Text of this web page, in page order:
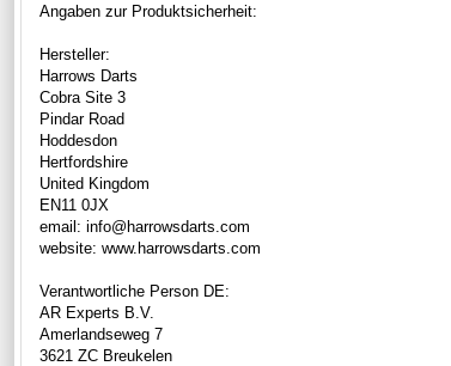
Angaben zur Produktsicherheit:
Hersteller:
Harrows Darts
Cobra Site 3
Pindar Road
Hoddesdon
Hertfordshire
United Kingdom
EN11 0JX
email: info@harrowsdarts.com
website: www.harrowsdarts.com
Verantwortliche Person DE:
AR Experts B.V.
Amerlandseweg 7
3621 ZC Breukelen